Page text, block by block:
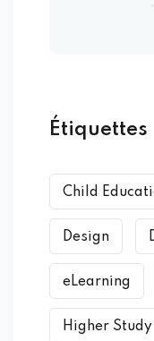
Étiquettes
Child
Design
eLearning
Higher Study